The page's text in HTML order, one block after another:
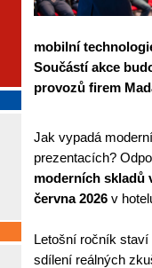
mobilní
Součástí akce
provozů firem
Jak vypadá
prezentacích?
moderních skladů
června 2026 v
Letošní ročník staví
sdílení reálných